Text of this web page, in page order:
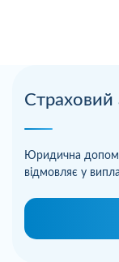
Страховий
Юридична
відмовляє у